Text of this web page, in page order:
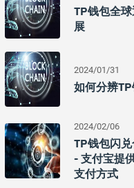
TP钱包全
展
2024/01/31
如何分辨
2024/02/06
TP钱包闪
- 支付宝提
支付方式